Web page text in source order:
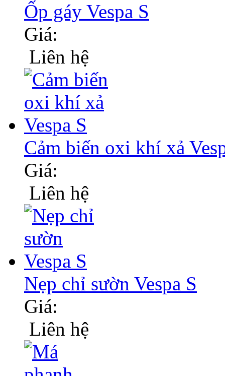
Ốp gáy Vespa S
Giá:
Liên hệ
Cảm biến oxi khí xả
Giá:
Liên hệ
Nẹp chỉ sườn Vespa S
Giá:
Liên hệ